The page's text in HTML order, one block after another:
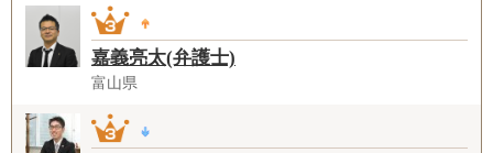
嘉義亮太(弁護士)
富山県